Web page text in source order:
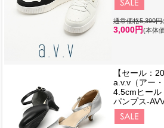
通常価格5,390円
3,000円(本体
【セール：
a.v.v（アー
4.5cmヒール
パンプス-